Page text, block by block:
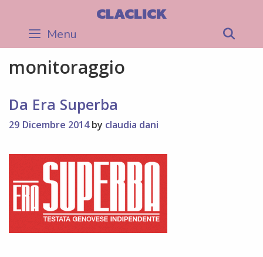
content
CLACLICK
Menu
monitoraggio
Da Era Superba
29 Dicembre 2014 by claudia dani